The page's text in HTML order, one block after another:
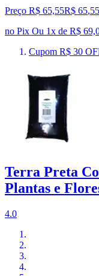
Preço R$ 65,55R$ 65,55
no Pix Ou 1x de R$
Cupom R$ 30
Terra Preta
Plantas e
4.0